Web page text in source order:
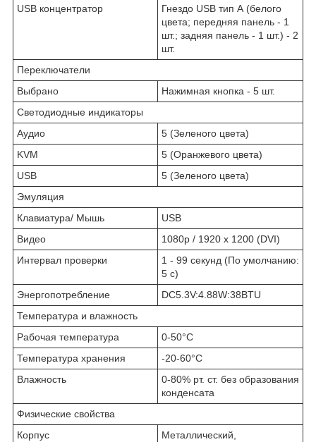
USB концентратор
Гнездо USB тип А (белого
цвета; передняя панель - 1
шт.; задняя панель - 1 шт.) - 2
шт.
Переключатели
Выбрано
Нажимная кнопка - 5 шт.
Светодиодные индикаторы
Аудио
5 (Зеленого цвета)
KVM
5 (Оранжевого цвета)
USB
5 (Зеленого цвета)
Эмуляция
Клавиатура/ Мышь
USB
Видео
1080p / 1920 x 1200 (DVI)
Интервал проверки
1 - 99 секунд (По умолчанию:
5 с)
Энергопотребление
DC5.3V:4.88W:38BTU
Температура и влажность
Рабочая температура
0-50°C
Температура хранения
-20-60°C
Влажность
0-80% рт. ст. без образования
конденсата
Физические свойства
Корпус
Металлический,